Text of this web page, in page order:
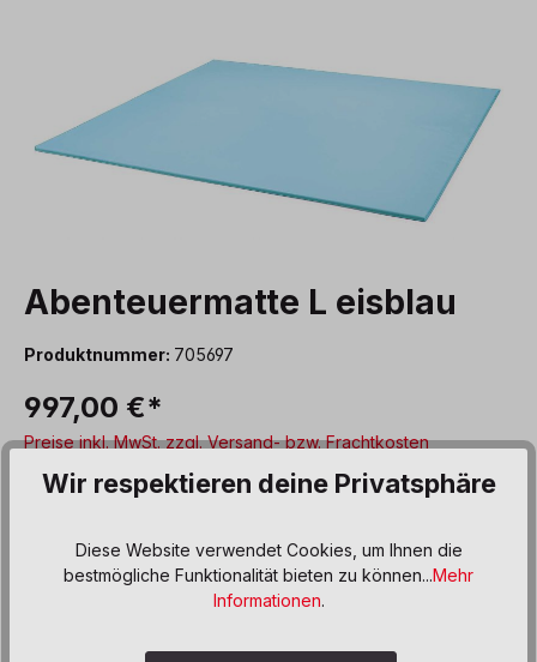
Abenteuermatte L eisblau
Produktnummer: 705697
997,00 €*
Preise inkl. MwSt. zzgl. Versand- bzw. Frachtkosten
Breite (cm)auswählen
auswählen
Wir respektieren deine Privatsphäre
Diese Website verwendet Cookies, um Ihnen die
bestmögliche Funktionalität bieten zu können...Mehr
Informationen.